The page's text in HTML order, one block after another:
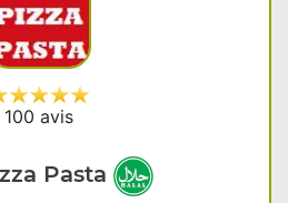
100 avis
Pasta